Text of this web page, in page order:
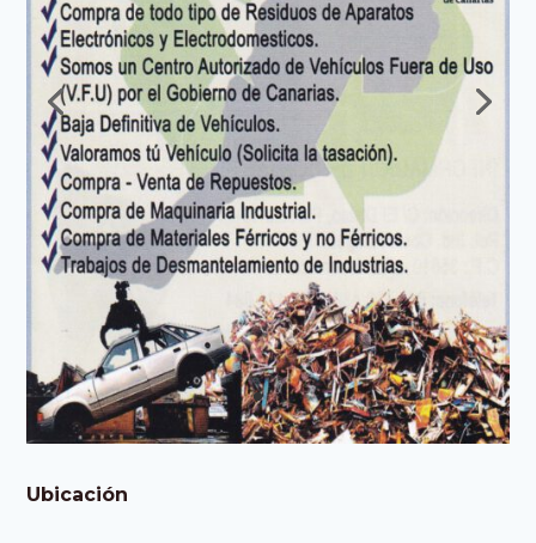
Ubicación